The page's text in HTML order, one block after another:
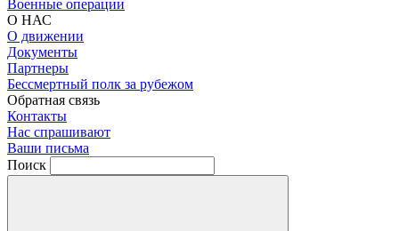
Военные операции
О НАС
О движении
Документы
Партнеры
Бессмертный полк за рубежом
Обратная связь
Контакты
Нас спрашивают
Ваши письма
Поиск